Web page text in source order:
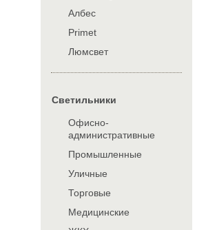
Албес
Primet
Люмсвет
Cветильники
Офисно-
административные
Промышленные
Уличные
Торговые
Медицинские